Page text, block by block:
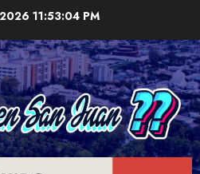
11:53:05 PM